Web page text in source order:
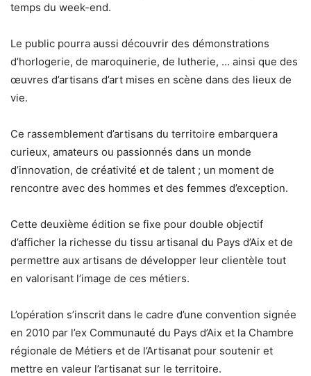
temps du week-end.
Le public pourra aussi découvrir des démonstrations
d’horlogerie, de maroquinerie, de lutherie, … ainsi que des
œuvres d’artisans d’art mises en scène dans des lieux de
vie.
Ce rassemblement d’artisans du territoire embarquera
curieux, amateurs ou passionnés dans un monde
d’innovation, de créativité et de talent ; un moment de
rencontre avec des hommes et des femmes d’exception.
Cette deuxième édition se fixe pour double objectif
d’afficher la richesse du tissu artisanal du Pays d’Aix et de
permettre aux artisans de développer leur clientèle tout
en valorisant l’image de ces métiers.
L’opération s’inscrit dans le cadre d’une convention signée
en 2010 par l’ex Communauté du Pays d’Aix et la Chambre
régionale de Métiers et de l’Artisanat pour soutenir et
mettre en valeur l’artisanat sur le territoire.